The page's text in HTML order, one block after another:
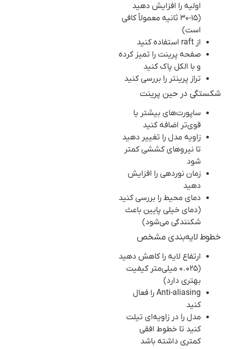
اولیه را افزایش دهید
(۱۵-۳۰ ثانیه معمولاً کافی
است)
از raft استفاده کنید
صفحه پرینت را تمیز کرده
و با الکل پاک کنید
تراز پرینتر را بررسی کنید
شکستگی در حین پرینت
ساپورت‌های بیشتر یا
قوی‌تر اضافه کنید
زاویه مدل را تغییر دهید
تا نیروهای کششی کمتر
شود
زمان نوردهی را افزایش
دهید
دمای محیط را بررسی کنید
(دمای خیلی پایین باعث
شکنندگی می‌شود)
خطوط لایه‌بندی مشخص
ارتفاع لایه را کاهش دهید
(۰.۰۲۵ میلی‌متر کیفیت
بهتری دارد)
Anti-aliasing را فعال
کنید
مدل را در زاویه‌ای تیلت
کنید تا خطوط افقی
کمتری داشته باشد